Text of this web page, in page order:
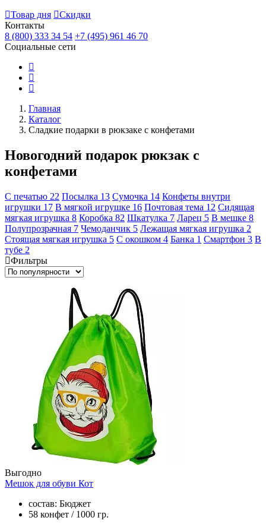
Товар дня
Скидки
Контакты
8 (800) 333 34 54 +7 (495) 961 46 70
Социальные сети
Главная
Каталог
Сладкие подарки в рюкзаке с конфетами
Новогодний подарок рюкзак с
конфетами
С печатью 22 Посылка 13 Сумочка 14 Конфеты внутри
игрушки 17 В мягкой игрушке 16 Почтовая тема 12 Сидящая
мягкая игрушка 8 Коробка 82 Шкатулка 7 Ларец 5 В мешке 8
Полупрозрачная 7 Чемоданчик 5 Лежащая мягкая игрушка 2
Стоящая мягкая игрушка 5 С окошком 4 Банка 1 Смартфон 3 В
тубе 2
Фильтры
Выгодно
Мешок для обуви Кот
состав: Бюджет
58 конфет / 1000 гр.